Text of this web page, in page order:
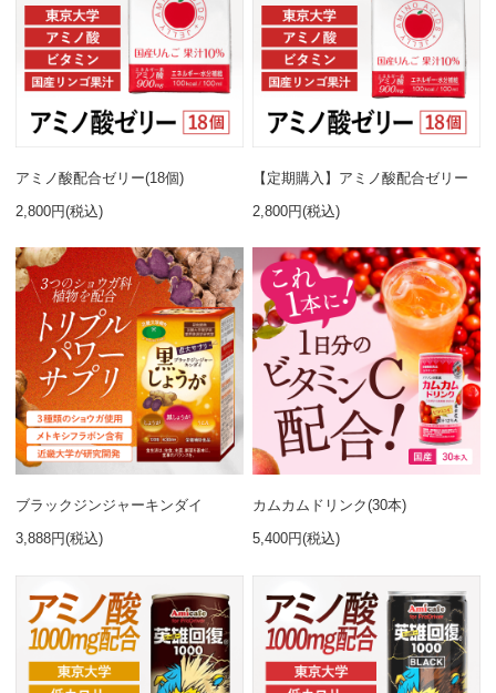
アミノ酸配合ゼリー(18個)
2,800円(税込)
【定期購入】アミノ酸配合ゼリー
2,800円(税込)
ブラックジンジャーキンダイ
3,888円(税込)
カムカムドリンク(30本)
5,400円(税込)